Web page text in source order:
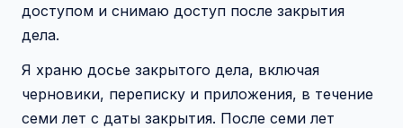
доступом и снимаю доступ после закрытия
дела.
Я храню досье закрытого дела, включая
черновики, переписку и приложения, в течение
семи лет с даты закрытия. После семи лет